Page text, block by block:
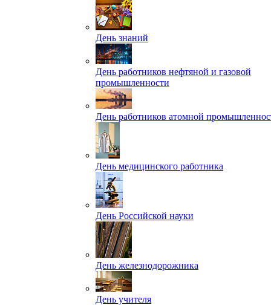
День знаний
День работников нефтяной и газовой
промышленности
День работников атомной
День медицинского работника
День Российской науки
День железнодорожника
День учителя